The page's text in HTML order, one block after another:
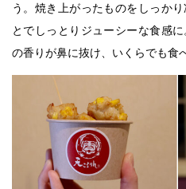
う。焼き上がったものをしっか
とでしっとりジューシーな食感
の香りが鼻に抜け、いくらでも食